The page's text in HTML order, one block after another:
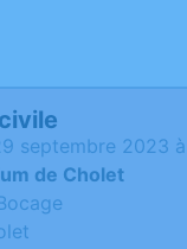
septembre 2023
de Cholet